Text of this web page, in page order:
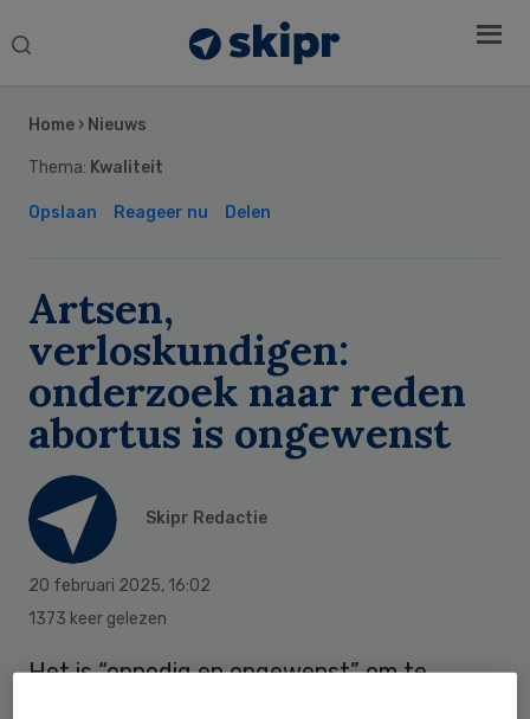
Search
Home › Nieuws
Thema: Kwaliteit
Opslaan Reageer nu Delen
Artsen,
verloskundigen:
onderzoek naar reden
abortus is ongewenst
Skipr Redactie
20 februari 2025, 16:02
1373 keer gelezen
Het is “onnodig en ongewenst” om te
Sidebar